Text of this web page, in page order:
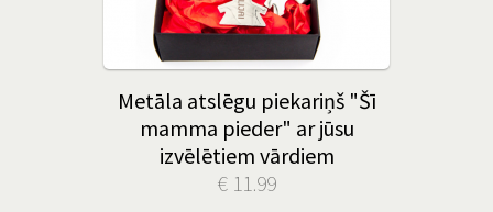
Metāla atslēgu piekariņš "Šī
mamma pieder" ar jūsu
izvēlētiem vārdiem
€ 11.99